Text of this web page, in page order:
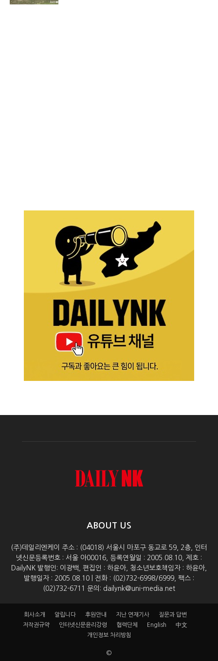
ABOUT US
(주)데일리엔케이 주소 : (04018) 서울시 마포구 동교로 59, 2층, 인터
넷신문등록번호 : 서울 아00016, 등록연월일 : 2005.08.10, 제호 :
DailyNK 발행인: 이광백, 편집인 : 하윤아, 청소년보호책임자 : 하윤아,
발행일자 : 2005.08.10 | 전화 : (02)732-6998/6999, 팩스 :
(02)732-6711 문의: dailynk@uni-media.net
회사소개 알립니다 후원안내 지난 연재기사
질문과 답변
저작권규약
인터넷신문윤리강령 협력단체 English
中文
개인정보 처리방침
©